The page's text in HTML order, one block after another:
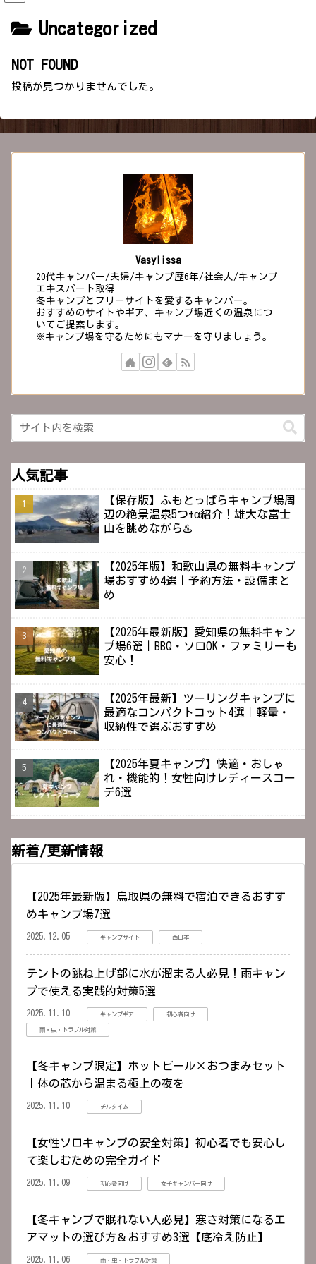
Uncategorized
NOT FOUND
投稿が見つかりませんでした。
Vasylissa
20代キャンパー/夫婦/キャンプ歴6年/社会人/キャンプ
エキスパート取得
冬キャンプとフリーサイトを愛するキャンパー。
おすすめのサイトやギア、キャンプ場近くの温泉につ
いてご提案します。
※キャンプ場を守るためにもマナーを守りましょう。
人気記事
【保存版】ふもとっぱらキャンプ場周
辺の絶景温泉5つ+α紹介！雄大な富士
山を眺めながら♨️
【2025年版】和歌山県の無料キャンプ
場おすすめ4選｜予約方法・設備まと
め
【2025年最新版】愛知県の無料キャン
プ場6選｜BBQ・ソロOK・ファミリーも
安心！
【2025年最新】ツーリングキャンプに
最適なコンパクトコット4選｜軽量・
収納性で選ぶおすすめ
【2025年夏キャンプ】快適・おしゃ
れ・機能的！女性向けレディースコー
デ6選
新着/更新情報
【2025年最新版】鳥取県の無料で宿泊できるおすす
めキャンプ場7選
2025.12.05 キャンプサイト 西日本
テントの跳ね上げ部に水が溜まる人必見！雨キャン
プで使える実践的対策5選
2025.11.10 キャンプギア 初心者向け
雨・虫・トラブル対策
【冬キャンプ限定】ホットビール×おつまみセット
｜体の芯から温まる極上の夜を
2025.11.10 チルタイム
【女性ソロキャンプの安全対策】初心者でも安心し
て楽しむための完全ガイド
2025.11.09 初心者向け 女子キャンパー向け
【冬キャンプで眠れない人必見】寒さ対策になるエ
アマットの選び方＆おすすめ3選【底冷え防止】
2025.11.06 雨・虫・トラブル対策